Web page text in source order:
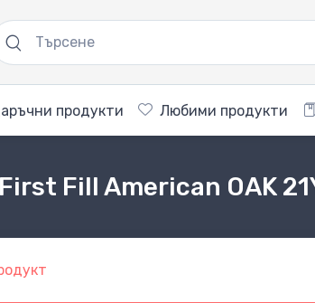
продукти Любими продукти
Fill American OAK